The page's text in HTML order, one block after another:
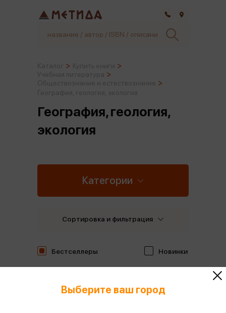
География, геология,
экология
Категории
Бестселлеры Новинки
Сортировка и фильтрация
Выберите ваш город